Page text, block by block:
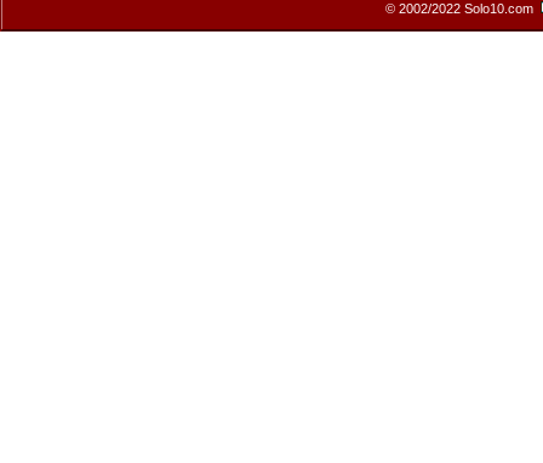
© 2002/2022 Solo10.com